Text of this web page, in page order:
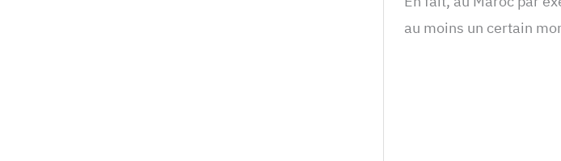
au moins un certain